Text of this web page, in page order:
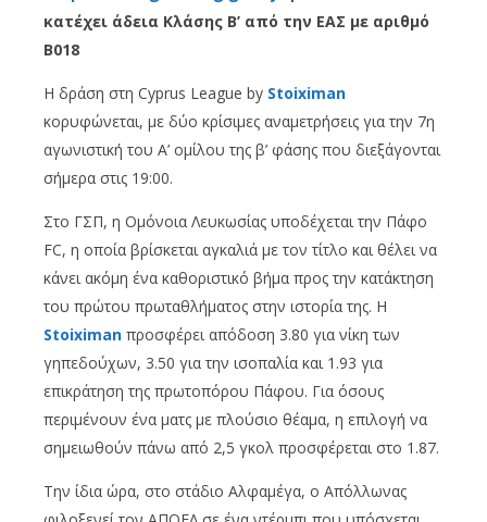
κατέχει άδεια Κλάσης Β’ από την ΕΑΣ με αριθμό
B018
Η δράση στη Cyprus League by Stoiximan
κορυφώνεται, με δύο κρίσιμες αναμετρήσεις για την 7η
αγωνιστική του Α’ ομίλου της β’ φάσης που διεξάγονται
σήμερα στις 19:00.
Στο ΓΣΠ, η Ομόνοια Λευκωσίας υποδέχεται την Πάφο
FC, η οποία βρίσκεται αγκαλιά με τον τίτλο και θέλει να
κάνει ακόμη ένα καθοριστικό βήμα προς την κατάκτηση
του πρώτου πρωταθλήματος στην ιστορία της. Η
Stoiximan προσφέρει απόδοση 3.80 για νίκη των
γηπεδούχων, 3.50 για την ισοπαλία και 1.93 για
επικράτηση της πρωτοπόρου Πάφου. Για όσους
περιμένουν ένα ματς με πλούσιο θέαμα, η επιλογή να
σημειωθούν πάνω από 2,5 γκολ προσφέρεται στο 1.87.
Την ίδια ώρα, στο στάδιο Αλφαμέγα, ο Απόλλωνας